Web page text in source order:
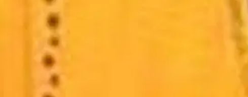
Ominaisuudet
Oletko tyytyväinen tuotetietoihin?
Ovatko tuotetiedot riittävät? Jos tuotetiedoissa on puutteita tai niitä voisi